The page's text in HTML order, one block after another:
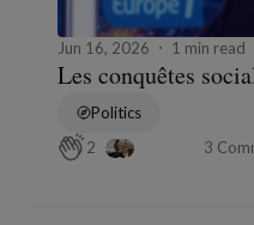
Jun 16, 2026 1 min read
Les conquêtes
Politics
2
3